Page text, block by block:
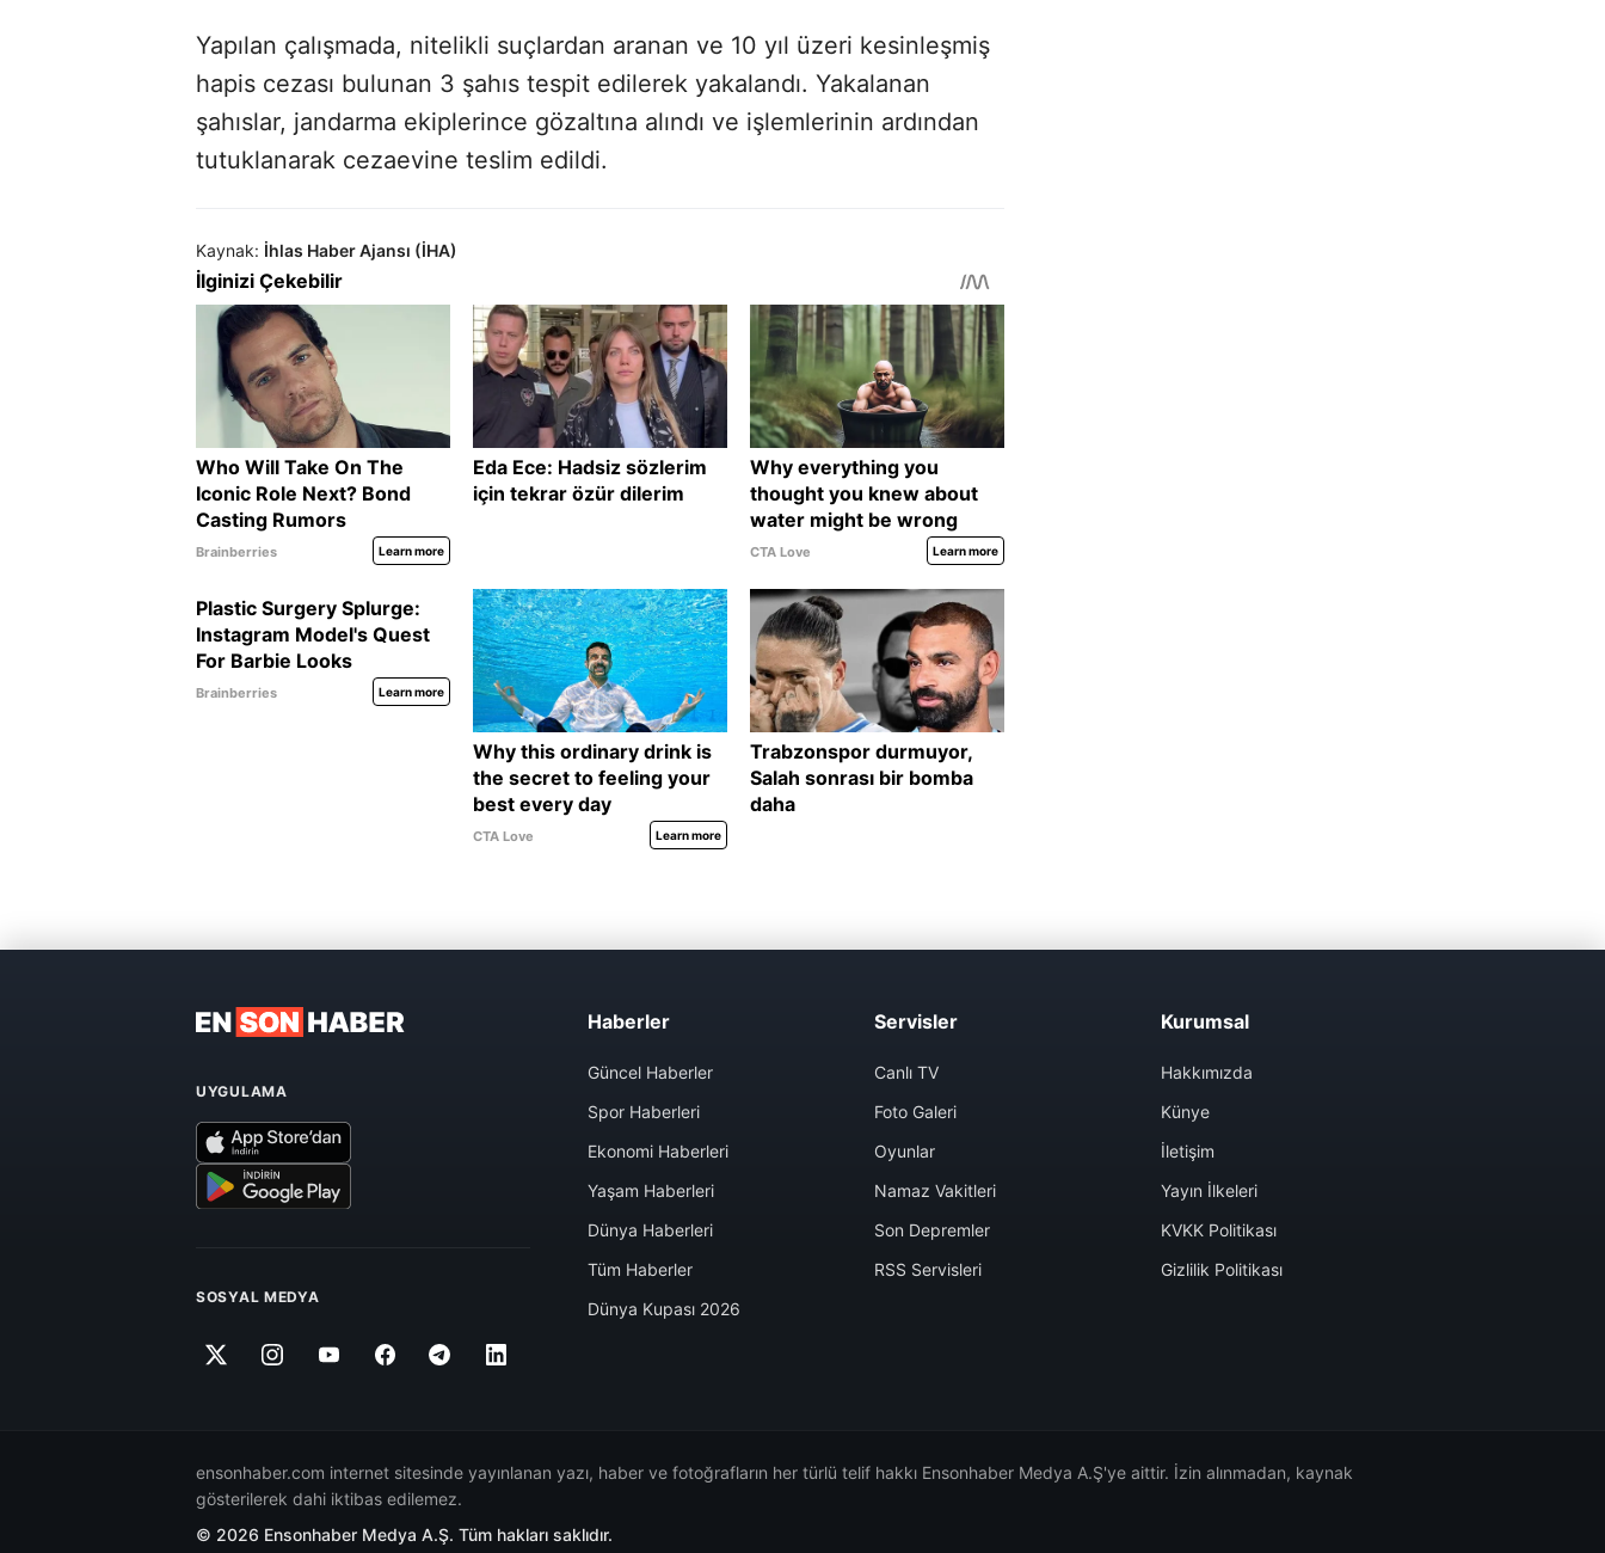
Yapılan çalışmada, nitelikli suçlardan aranan ve 10 yıl üzeri kesinleşmiş
hapis cezası bulunan 3 şahıs tespit edilerek yakalandı. Yakalanan
şahıslar, jandarma ekiplerince gözaltına alındı ve işlemlerinin ardından
tutuklanarak cezaevine teslim edildi.
Kaynak: İhlas Haber Ajansı (İHA)
UYGULAMA
SOSYAL MEDYA
Haberler
Güncel Haberler
Spor Haberleri
Ekonomi Haberleri
Yaşam Haberleri
Dünya Haberleri
Tüm Haberler
Dünya Kupası 2026
Servisler
Canlı TV
Foto Galeri
Oyunlar
Namaz Vakitleri
Son Depremler
RSS Servisleri
Kurumsal
Hakkımızda
Künye
İletişim
Yayın İlkeleri
KVKK Politikası
Gizlilik Politikası
ensonhaber.com internet sitesinde yayınlanan yazı, haber ve fotoğrafların her türlü telif hakkı Ensonhaber Medya A.Ş'ye aittir. İzin alınmadan, kaynak
gösterilerek dahi iktibas edilemez.
© 2026 Ensonhaber Medya A.Ş. Tüm hakları saklıdır.